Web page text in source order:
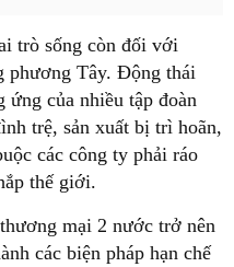
trò sống còn đối với
phương Tây. Động thái
của nhiều tập đoàn
trệ, sản xuất bị trì hoãn,
các công ty phải ráo
thế giới.
mại 2 nước trở nên
các biện pháp hạn chế